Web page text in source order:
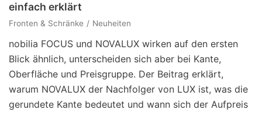
einfach erklärt
Fronten & Schränke Neuheiten
nobilia FOCUS und NOVALUX wirken auf den ersten
Blick ähnlich, unterscheiden sich aber bei Kante,
Oberfläche und Preisgruppe. Der Beitrag erklärt,
warum NOVALUX der Nachfolger von LUX ist, was die
gerundete Kante bedeutet und wann sich der Aufpreis